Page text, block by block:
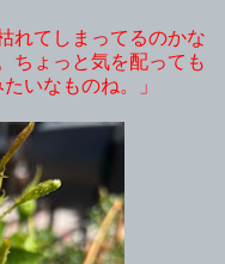
れてしまってるのかな
ちょっと気を配っても
いなものね。」